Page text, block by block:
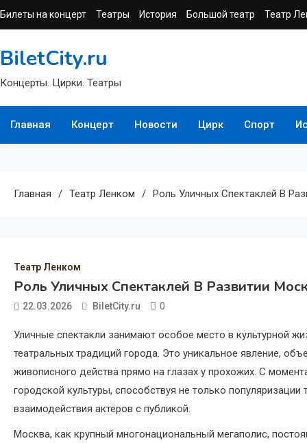
Перейти
к
Билеты на концерт Театры История Большой театр Театр
BiletCity.ru
Концерты. Цирки. Театры
Главная Концерт Новости Цирк Спорт
Главная Театр Ленком Роль Уличных Спектаклей В
Театр Ленком
Роль Уличных Спектаклей В Развитии
22.03.2026 BiletCity.ru 0
Уличные спектакли занимают особое место в культурной
театральных традиций города. Это уникальное явление,
живописного действа прямо на глазах у прохожих. С
городской культуры, способствуя не только
взаимодействия актёров с публикой.
Москва, как крупный многонациональный мегаполис,